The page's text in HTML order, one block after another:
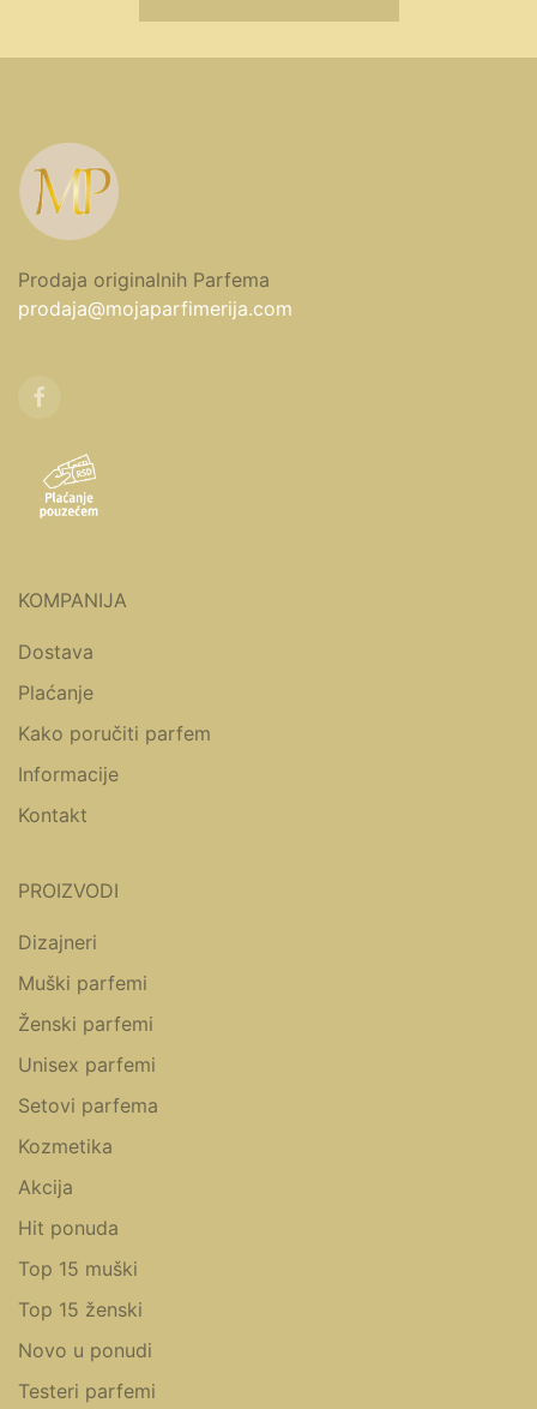
Prodaja originalnih Parfema
prodaja@mojaparfimerija.com
KOMPANIJA
Dostava
Plaćanje
Kako poručiti parfem
Informacije
Kontakt
PROIZVODI
Dizajneri
Muški parfemi
Ženski parfemi
Unisex parfemi
Setovi parfema
Kozmetika
Akcija
Hit ponuda
Top 15 muški
Top 15 ženski
Novo u ponudi
Testeri parfemi